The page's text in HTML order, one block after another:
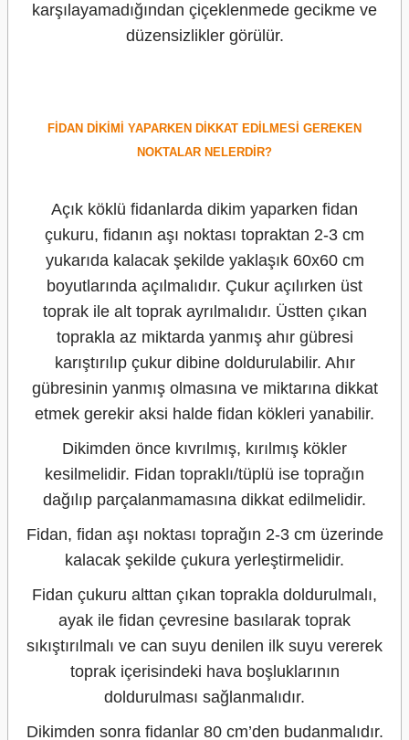
karşılayamadığından çiçeklenmede gecikme ve
düzensizlikler görülür.
FİDAN DİKİMİ YAPARKEN DİKKAT EDİLMESİ GEREKEN
NOKTALAR NELERDİR?
Açık köklü fidanlarda dikim yaparken fidan
çukuru, fidanın aşı noktası topraktan 2-3 cm
yukarıda kalacak şekilde yaklaşık 60x60 cm
boyutlarında açılmalıdır. Çukur açılırken üst
toprak ile alt toprak ayrılmalıdır. Üstten çıkan
toprakla az miktarda yanmış ahır gübresi
karıştırılıp çukur dibine doldurulabilir. Ahır
gübresinin yanmış olmasına ve miktarına dikkat
etmek gerekir aksi halde fidan kökleri yanabilir.
Dikimden önce kıvrılmış, kırılmış kökler
kesilmelidir. Fidan topraklı/tüplü ise toprağın
dağılıp parçalanmamasına dikkat edilmelidir.
Fidan, fidan aşı noktası toprağın 2-3 cm üzerinde
kalacak şekilde çukura yerleştirmelidir.
Fidan çukuru alttan çıkan toprakla doldurulmalı,
ayak ile fidan çevresine basılarak toprak
sıkıştırılmalı ve can suyu denilen ilk suyu vererek
toprak içerisindeki hava boşluklarının
doldurulması sağlanmalıdır.
Dikimden sonra fidanlar 80 cm’den budanmalıdır.